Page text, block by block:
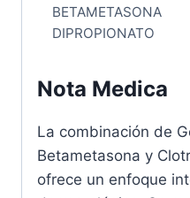
BETAMETASONA
DIPROPIONATO
Nota Medica
La combinación de
Betametasona y
ofrece un enfoque